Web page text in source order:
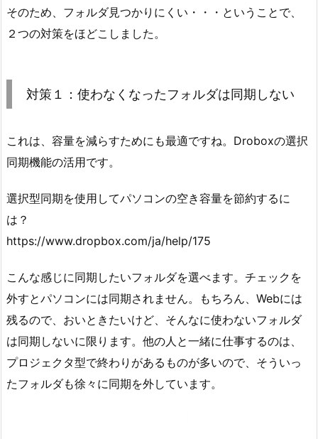
そのため、フォルダ見つかりにくい・・・ということで、
２つの対策をほどこしました。
対策１：使わなくなったフォルダは同期しない
これは、容量を減らすためにも最適ですね。Droboxの選択
同期機能の活用です。
選択型同期を使用してパソコンの空き容量を節約するに
は？
https://www.dropbox.com/ja/help/175
こんな感じに同期したいフォルダを選べます。チェックを
外すとパソコンには同期されません。もちろん、Webには
残るので、おいときたいけど、そんなに使わないフォルダ
は同期しないに限ります。他の人と一緒に仕事するのは、
プロジェクタ型で終わりがあるものが多いので、そういっ
たフォルダも徐々に同期を外しています。